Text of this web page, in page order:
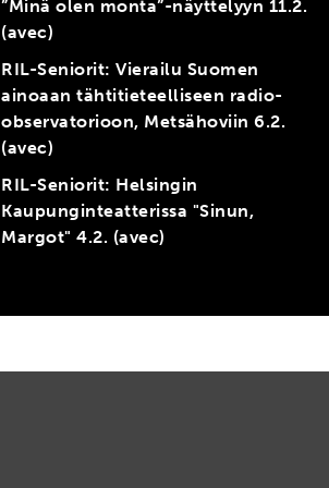
”Minä olen monta”-näyttelyyn 11.2.
(avec)
RIL-Seniorit: Vierailu Suomen
ainoaan tähtitieteelliseen radio-
observatorioon, Metsähoviin 6.2.
(avec)
RIL-Seniorit: Helsingin
Kaupunginteatterissa "Sinun,
Margot" 4.2. (avec)